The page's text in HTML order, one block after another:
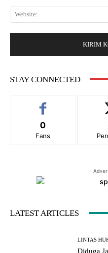
a
STAY CONNECTED
0
Fans
-
LATEST ARTICLES
LINTAS
Diduga